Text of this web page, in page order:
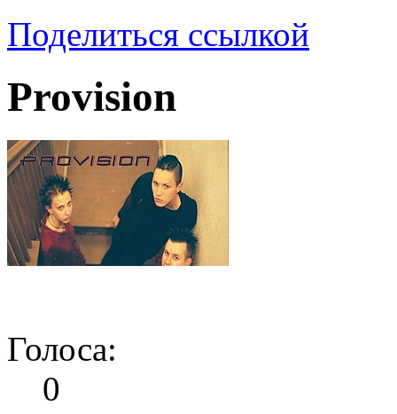
Поделиться ссылкой
Provision
Голоса:
0